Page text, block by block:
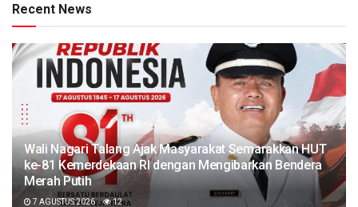
Recent News
Wali Nagari Talang Ajak Masyarakat Semarakkan HUT
ke-81 Kemerdekaan RI dengan Mengibarkan Bendera
Merah Putih
7 AGUSTUS 2026 12